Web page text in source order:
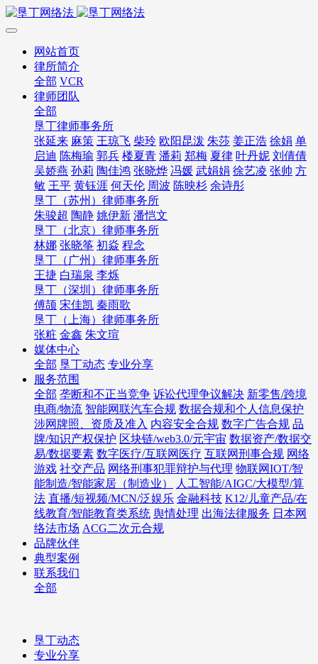
网站首页
律所简介
全部 VCR
律师团队
全部
垦丁律师事务所
张延来 麻策 王琼飞 柴玲 欧阳昆泼 朱莎 姜正浩 徐娟 单
启迪 陈梅瑜 郭兵 楼夏青 潘莉 郑梅 夏律 叶丹妮 刘倩倩
吴娇燕 孙莉 陶佳鸿 张晓烨 冯媛 武娟娟 徐艺凌 张帅 方
敏 王平 黄钰涯 何天伦 周波 陈映杉 余诗彤
垦丁（苏州）律师事务所
朱骏超 陶静 姚伊新 潘恺文
垦丁（北京）律师事务所
林娜 张晓筝 初焱 程念
垦丁（广州）律师事务所
王捷 白瑞泉 李烁
垦丁（深圳）律师事务所
傅颉 宋佳凯 秦雨歌
垦丁（上海）律师事务所
张粧 金鑫 朱文瑄
媒体中心
全部 垦丁动态 专业分享
服务范围
全部 垄断和不正当竞争 诉讼代理争议解决 新零售/跨境
电商/物流 智能网联汽车合规 数据合规和个人信息保护
涉网牌照、资质及准入 内容安全合规 数字广告合规 品
牌/知识产权保护 区块链/web3.0/元宇宙 数据资产/数据交
易/数据要素 数字医疗/互联网医疗 互联网刑事合规 网络
游戏 社交产品 网络刑事犯罪辩护与代理 物联网IOT/智
能制造/智能家居（制造业）
人工智能/AIGC/大模型/算
法 直播/短视频/MCN/泛娱乐 金融科技 K12/儿童产品/在
线教育/智能教育类系统 舆情处理 出海法律服务 日本网
络法市场 ACG二次元合规
品牌伙伴
典型案例
联系我们
全部
垦丁动态
专业分享